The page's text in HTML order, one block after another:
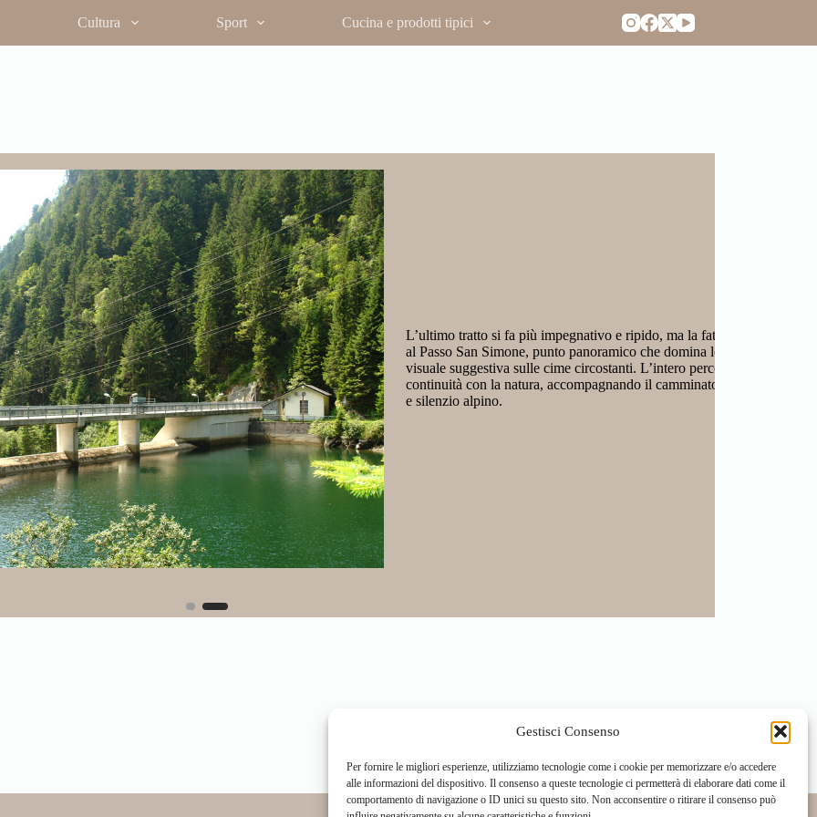
Gestisci Consenso
Per fornire le migliori esperienze, utilizziamo tecnologie come i cookie per memorizzare e/o accedere
alle informazioni del dispositivo. Il consenso a queste tecnologie ci permetterà di elaborare dati come il
comportamento di navigazione o ID unici su questo sito. Non acconsentire o ritirare il consenso può
Cultura Sport Cucina e prodotti tipici
la fatica è ricompensata dall’arrivo
le valli sottostanti e regala una
percorso trasmette un senso di
in un crescendo di bellezza